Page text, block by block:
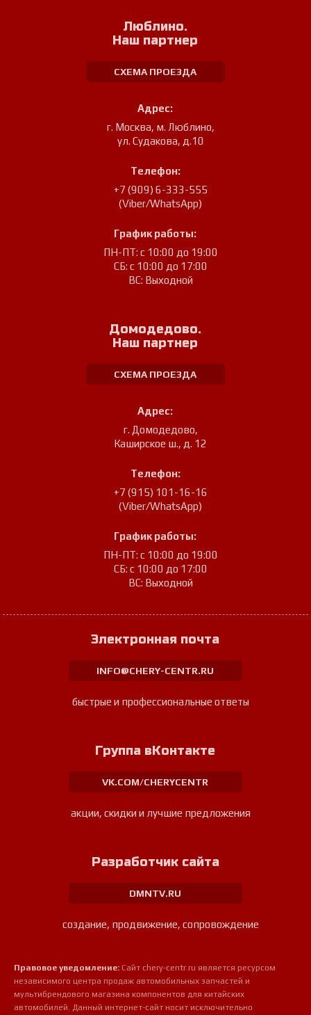
Люблино.
Наш партнер
СХЕМА ПРОЕЗДА
Адрес:
г. Москва, м. Люблино,
ул. Судакова, д.10
Телефон:
+7 (909) 6-333-555
(Viber/WhatsApp)
График работы:
ПН-ПТ: с 10:00 до 19:00
СБ: с 10:00 до 17:00
ВС: Выходной
Домодедово.
Наш партнер
СХЕМА ПРОЕЗДА
Адрес:
г. Домодедово,
Каширское ш., д. 12
Телефон:
+7 (915) 101-16-16
(Viber/WhatsApp)
График работы:
ПН-ПТ: с 10:00 до 19:00
СБ: с 10:00 до 17:00
ВС: Выходной
Электронная почта
INFO@CHERY-CENTR.RU
быстрые и профессиональные ответы
Группа вКонтакте
VK.COM/CHERYCENTR
акции, скидки и лучшие предложения
Разработчик сайта
DMNTV.RU
создание, продвижение, сопровождение
Правовое уведомление: Сайт chery-centr.ru является ресурсом
независимого центра продаж автомобильных запчастей и
мультибрендового магазина компонентов для китайских
автомобилей. Данный интернет-сайт носит исключительно